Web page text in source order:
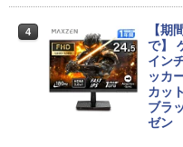
11 送
￥
4
【期
で】
イン
ッカ
カッ
ブラ
ゼン